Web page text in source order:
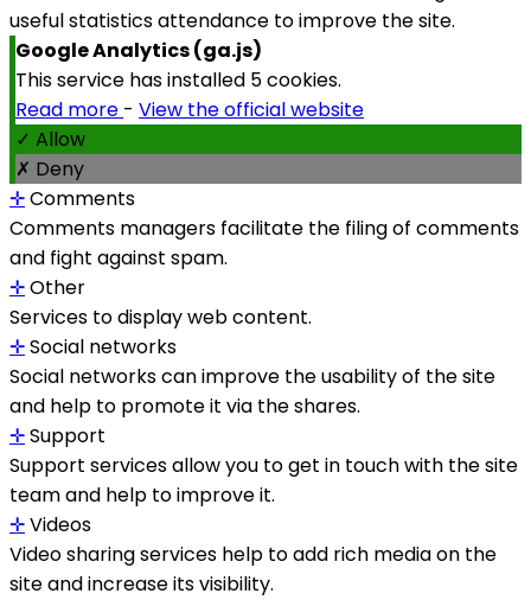
useful statistics attendance to improve the site.
Google Analytics (ga.js)
This service has installed 5 cookies.
Read more - View the official website
✓ Allow
✗ Deny
✛Comments
Comments managers facilitate the filing of comments
and fight against spam.
✛Other
Services to display web content.
✛Social networks
Social networks can improve the usability of the site
and help to promote it via the shares.
✛Support
Support services allow you to get in touch with the site
team and help to improve it.
✛Videos
Video sharing services help to add rich media on the
site and increase its visibility.